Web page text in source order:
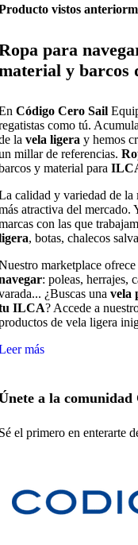
vistos
para
y barcos
Código Cero Sail
como tú.
la vela ligera y hemos
millar de referencias.
y material para
calidad y variedad de la
atractiva del mercado.
con las que
, botas, chalecos
marketplace ofrece
: poleas, herrajes,
¿Buscas una vela
ILCA? Accede a
de vela ligera
más
a la comunidad
el primero en enterarte